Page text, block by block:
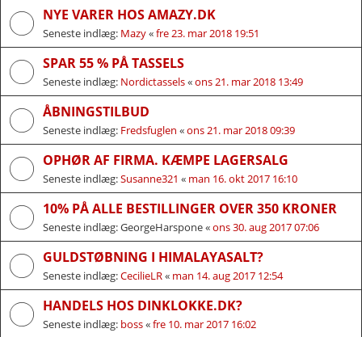
NYE VARER HOS AMAZY.DK
Seneste indlæg: Mazy«fre 23. mar 2018 19:51
SPAR 55 % PÅ TASSELS
Seneste indlæg: Nordictassels«ons 21. mar 2018 13:49
ÅBNINGSTILBUD
Seneste indlæg: Fredsfuglen «ons 21. mar 2018 09:39
OPHØR AF FIRMA. KÆMPE LAGERSALG
Seneste indlæg:Susanne321 « man 16. okt 2017 16:10
10% PÅ ALLE BESTILLINGER OVER 350 KRONER
Seneste indlæg:GeorgeHarspone«ons 30. aug 2017 07:06
GULDSTØBNING I HIMALAYASALT?
Seneste indlæg:CecilieLR« man 14. aug 2017 12:54
HANDELS HOS DINKLOKKE.DK?
Seneste indlæg: boss«fre 10. mar 2017 16:02